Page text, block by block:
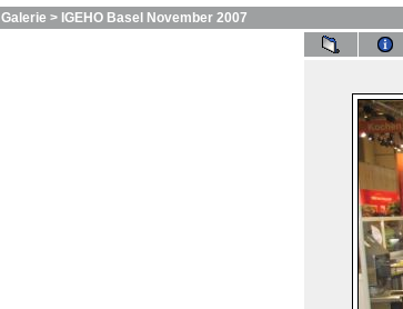
Galerie > IGEHO Basel November 2007